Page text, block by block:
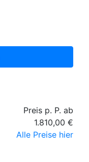
Preis p. P. ab
1.810,00 €
Alle Preise hier